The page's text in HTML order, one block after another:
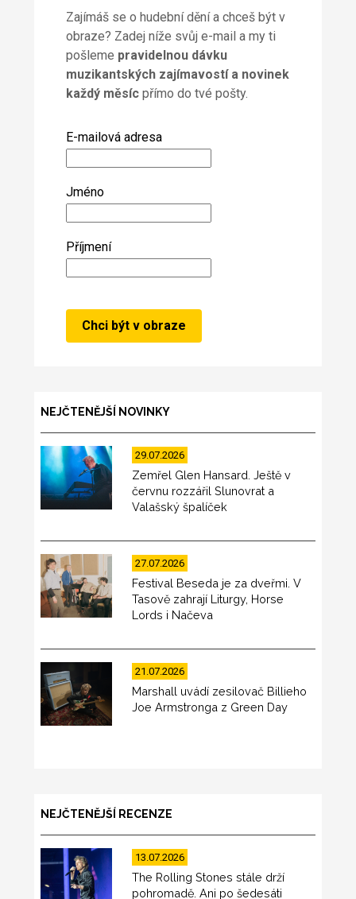
Zajímáš se o hudební dění a chceš být v
obraze? Zadej níže svůj e-mail a my ti
pošleme pravidelnou dávku
muzikantských zajímavostí a novinek
každý měsícpřímo do tvé pošty.
E-mailová adresa
Jméno
Příjmení
NEJČTENĚJŠÍ NOVINKY
29.07.2026
Zemřel Glen Hansard. Ještě v
červnu rozzářil Slunovrat a
Valašský špalíček
27.07.2026
Festival Beseda je za dveřmi. V
Tasově zahrají Liturgy, Horse
Lords i Načeva
21.07.2026
Marshall uvádí zesilovač Billieho
Joe Armstronga z Green Day
NEJČTENĚJŠÍ RECENZE
13.07.2026
The Rolling Stones stále drží
pohromadě. Ani po šedesáti